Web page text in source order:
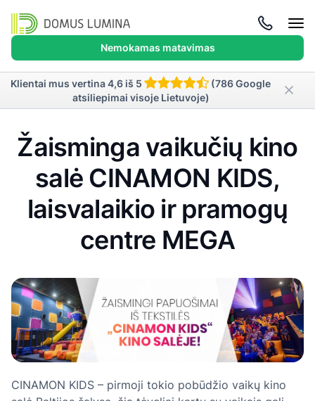
Nemokamas matavimas
Klientai mus vertina 4,6 iš 5
(786 Google
atsiliepimai visoje Lietuvoje)
Žaisminga vaikučių kino
salė CINAMON KIDS,
laisvalaikio ir pramogų
centre MEGA
CINAMON KIDS – pirmoji tokio pobūdžio vaikų kino